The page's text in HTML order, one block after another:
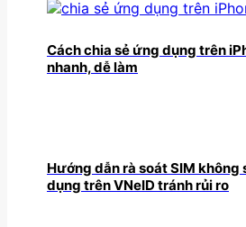
Cách chia sẻ ứng dụng trên
nhanh, dễ làm
Hướng dẫn rà soát SIM không
dụng trên VNeID tránh rủi ro